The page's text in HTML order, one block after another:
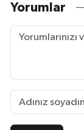
Yorumlar